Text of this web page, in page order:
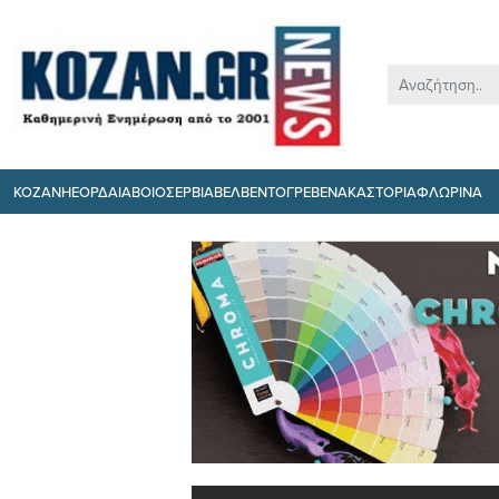
ΚΟΖΑΝΗΕΟΡΔΑΙΑΒΟΙΟΣΕΡΒΙΑΒΕΛΒΕΝΤΟΓΡΕΒΕΝΑΚΑΣΤΟΡΙΑΦΛΩΡΙΝΑ